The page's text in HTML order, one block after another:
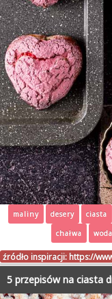
maliny desery ciasta
chałwa
źródło inspiracji: https://
5 przepisów na ciasta